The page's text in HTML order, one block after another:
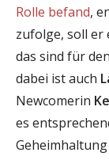
Rolle befand,
zufolge, soll er
das sind für
dabei ist auch
Newcomerin
es